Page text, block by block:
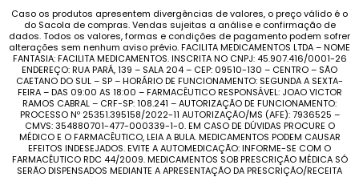
Caso os produtos apresentem divergências de valores, o preço válido é o
do Sacola de compras. Vendas sujeitas a análise e confirmação de
dados. Todos os valores, formas e condições de pagamento podem sofrer
alterações sem nenhum aviso prévio. FACILITA MEDICAMENTOS LTDA – NOME
FANTASIA: FACILITA MEDICAMENTOS. INSCRITA NO CNPJ: 45.907.416/0001-26
ENDEREÇO: RUA PARÁ, 139 – SALA 204 – CEP: 09510-130 – CENTRO – SÃO
CAETANO DO SUL – SP – HORÁRIO DE FUNCIONAMENTO: SEGUNDA A SEXTA-
FEIRA – DAS 09:00 AS 18:00 – FARMACÊUTICO RESPONSÁVEL: JOAO VICTOR
RAMOS CABRAL – CRF-SP: 108.241 – AUTORIZAÇÃO DE FUNCIONAMENTO:
PROCESSO Nº 25351.395158/2022-11 AUTORIZAÇÃO/MS (AFE): 7936525 –
CMVS: 354880701-477-000339-1-0. EM CASO DE DÚVIDAS PROCURE O
MÉDICO E O FARMACÊUTICO, LEIA A BULA. MEDICAMENTOS PODEM CAUSAR
EFEITOS INDESEJADOS. EVITE A AUTOMEDICAÇÃO: INFORME-SE COM O
FARMACÊUTICO RDC 44/2009. MEDICAMENTOS SOB PRESCRIÇÃO MÉDICA SÓ
SERÃO DISPENSADOS MEDIANTE A APRESENTAÇÃO DA PRESCRIÇÃO/RECEITA